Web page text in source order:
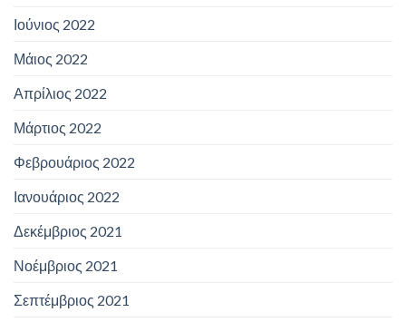
Ιούνιος 2022
Μάιος 2022
Απρίλιος 2022
Μάρτιος 2022
Φεβρουάριος 2022
Ιανουάριος 2022
Δεκέμβριος 2021
Νοέμβριος 2021
Σεπτέμβριος 2021